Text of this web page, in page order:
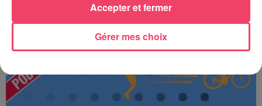
MAGSPORT MATIN 49 06/08/26Gérer mes choix
Accepter et fermer